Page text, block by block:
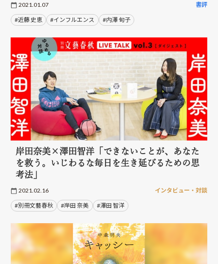
2021.01.07 書評
#近藤 史恵 #インフルエンス #内澤 旬子
岸田奈美×澤田智洋「できないことが、あなた
を救う。いじわるな毎日を生き延びるための思
考法」
2021.02.16 インタビュー・対談
#別冊文藝春秋 #岸田 奈美 #澤田 智洋